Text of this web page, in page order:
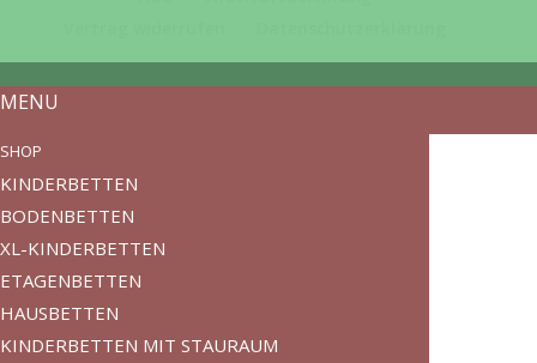
MENU
SHOP
KINDERBETTEN
BODENBETTEN
XL-KINDERBETTEN
ETAGENBETTEN
HAUSBETTEN
KINDERBETTEN MIT STAURAUM